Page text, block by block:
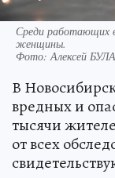
Среди работающих
женщины.
Фото:Алексей
В
вредных и
тысячи
от всех